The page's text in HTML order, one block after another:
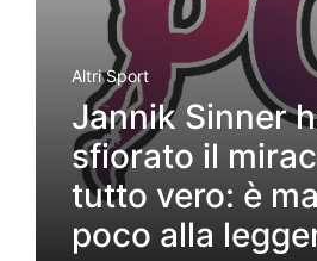
Altri Sport
Jannik Sinner
sfiorato il
tutto vero: è
poco alla